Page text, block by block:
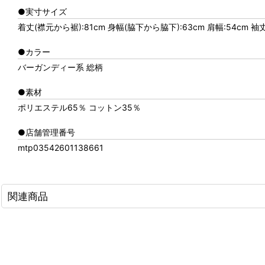
●実寸サイズ
着丈(襟元から裾):81cm 身幅(脇下から脇下):63cm 肩幅:54cm 袖
●カラー
バーガンディー系 総柄
●素材
ポリエステル65％ コットン35％
●店舗管理番号
mtp03542601138661
関連商品